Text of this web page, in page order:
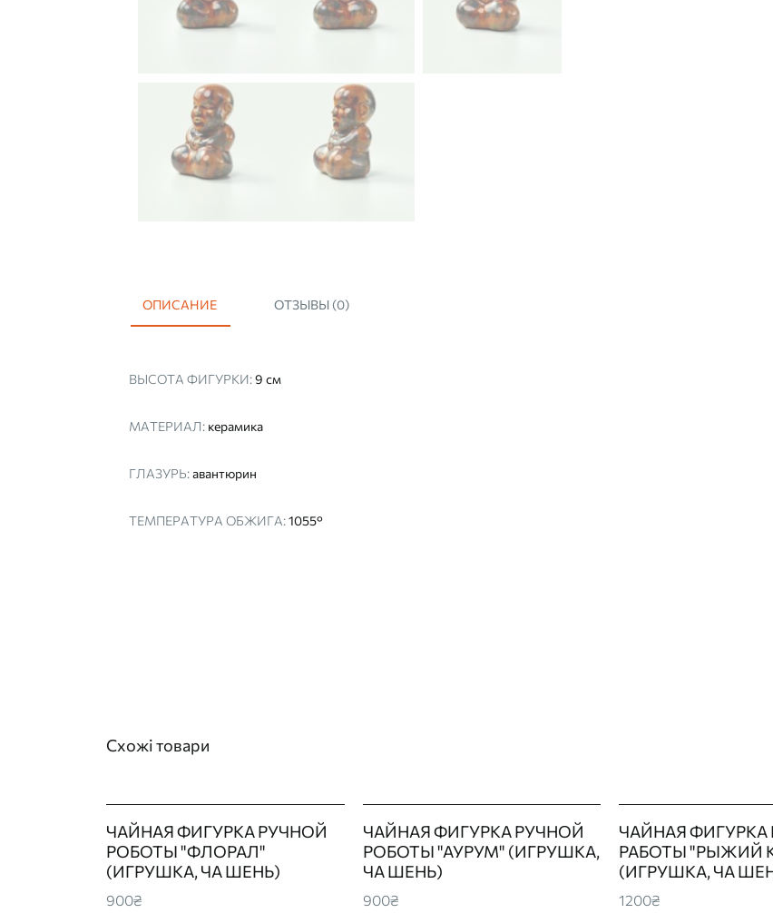
ОПИСАНИЕ ОТЗЫВЫ (0)
ВЫСОТА ФИГУРКИ:9 см
МАТЕРИАЛ: керамика
ГЛАЗУРЬ:авантюрин
ТЕМПЕРАТУРА ОБЖИГА:1055°
Схожі товари
ЧАЙНАЯ ФИГУРКА РУЧНОЙ
РОБОТЫ "ФЛОРАЛ"
(ИГРУШКА, ЧА ШЕНЬ)
900₴
ЧАЙНАЯ ФИГУРКА РУЧНОЙ
РОБОТЫ "АУРУМ" (ИГРУШКА,
ЧА ШЕНЬ)
900₴
ЧАЙНАЯ ФИГУРКА
РАБОТЫ "РЫЖИЙ
(ИГРУШКА, ЧА
1200₴